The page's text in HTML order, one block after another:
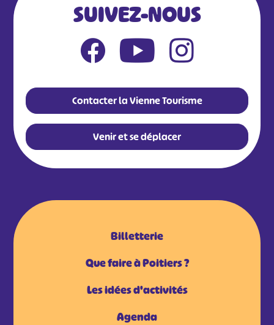
SUIVEZ-NOUS
Contacter la Vienne Tourisme
Venir et se déplacer
Billetterie
Que faire à Poitiers ?
Les idées d'activités
Agenda